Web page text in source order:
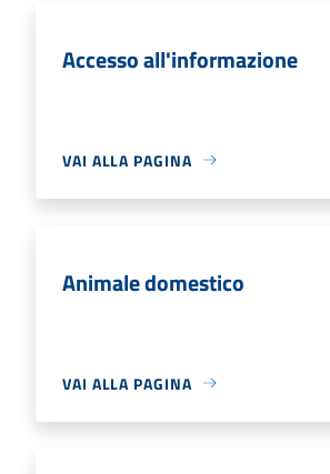
Accesso all'informazione
VAI ALLA PAGINA
Animale domestico
VAI ALLA PAGINA